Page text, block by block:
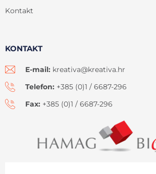
Kontakt
KONTAKT
E-mail: kreativa@kreativa.hr
Telefon: +385 (0)1 / 6687-296
Fax: +385 (0)1 / 6687-296